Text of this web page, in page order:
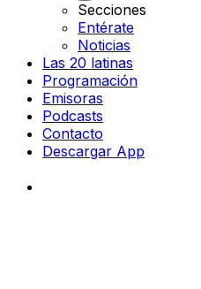
Secciones
Entérate
Noticias
Las 20 latinas
Programación
Emisoras
Podcasts
Contacto
Descargar App